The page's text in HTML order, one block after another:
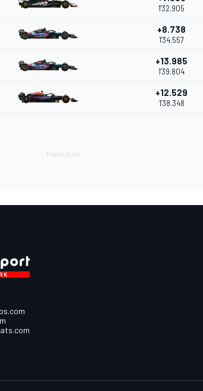
1'32.905
+8.738
1'34.557
+13.985
1'39.804
+12.529
1'38.348